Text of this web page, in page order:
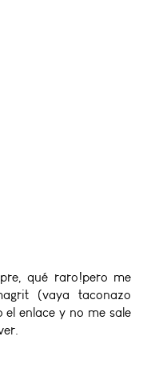
qué raro!pero me
(vaya taconazo
enlace y no me sale